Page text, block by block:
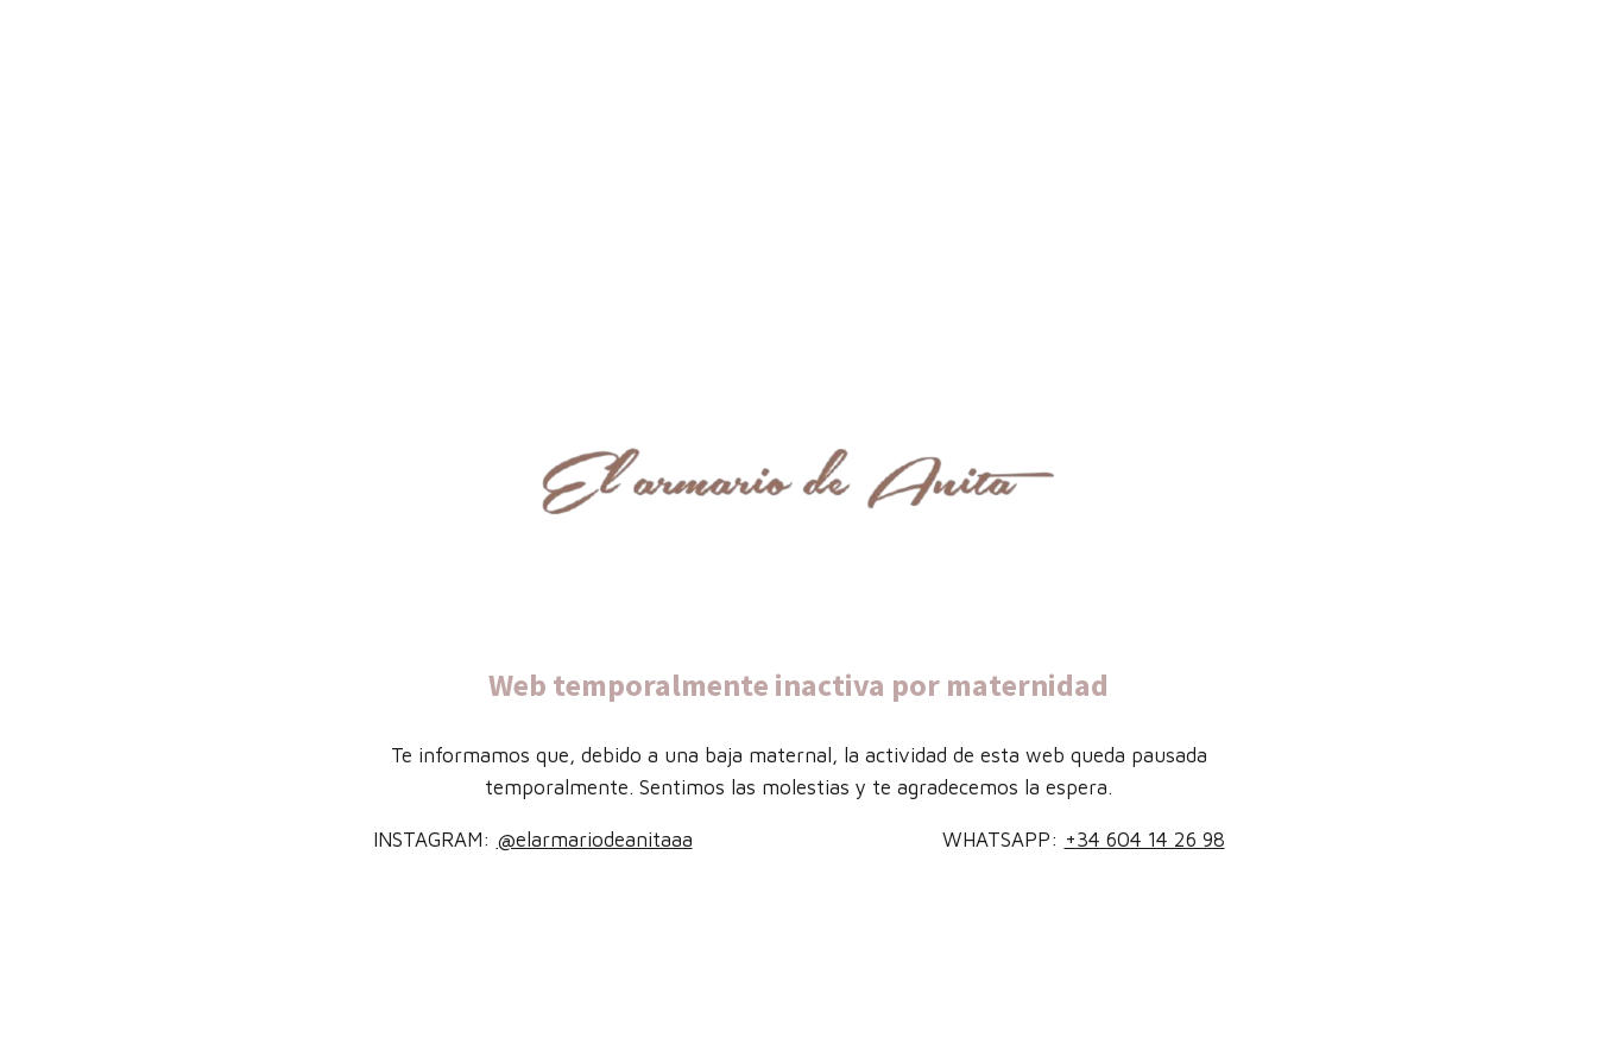
Web temporalmente inactiva por maternidad
Te informamos que, debido a una baja maternal, la actividad de esta web queda pausada
temporalmente. Sentimos las molestias y te agradecemos la espera.
INSTAGRAM: @elarmariodeanitaaa WHATSAPP: +34 604 14 26 98